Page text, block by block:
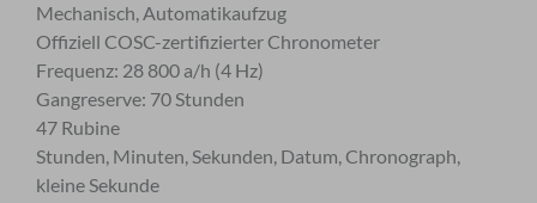
Mechanisch, Automatikaufzug
Offiziell COSC-zertifizierter Chronometer
Frequenz: 28 800 a/h (4 Hz)
Gangreserve: 70 Stunden
47 Rubine
Stunden, Minuten, Sekunden, Datum, Chronograph,
kleine Sekunde